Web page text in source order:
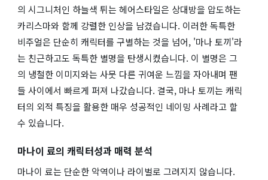
의 시그니처인 하늘색 튀는 헤어스타일은 상대방을 압도하는
카리스마와 함께 강렬한 인상을 남겼습니다. 이러한 독특한
비주얼은 단순히 캐릭터를 구별하는 것을 넘어, '마나 토끼'라
는 친근하고도 독특한 별명을 탄생시켰습니다. 이 별명은 그
의 냉철한 이미지와는 사뭇 다른 귀여운 느낌을 자아내며 팬
들 사이에서 빠르게 퍼져 나갔습니다. 결국, 마나 토끼는 캐릭
터의 외적 특징을 활용한 매우 성공적인 네이밍 사례라고 할
수 있습니다.
마나이 료의 캐릭터성과 매력 분석
마나이 료는 단순한 악역이나 라이벌로 그려지지 않습니다.